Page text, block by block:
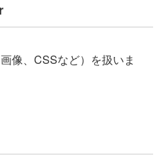
像、CSSなど）を扱いま